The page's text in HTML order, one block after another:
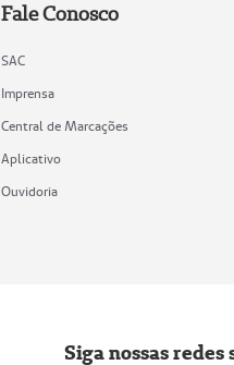
Fale Conosco
SAC
Imprensa
Central de Marcações
Aplicativo
Ouvidoria
Siga nossas redes